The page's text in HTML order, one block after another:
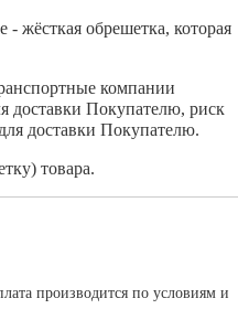
жёсткая обрешетка, которая
компании
доставки Покупателю, риск
доставки Покупателю.
товара.
производится по условиям и